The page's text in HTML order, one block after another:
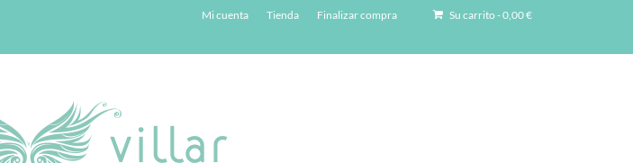
Mi cuenta Tienda Finalizar compra Su carrito -0,00€